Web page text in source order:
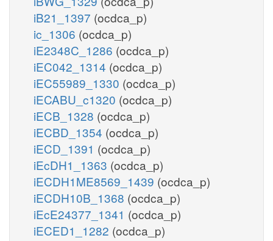
iB21_1397 (ocdca_p)
ic_1306 (ocdca_p)
iE2348C_1286 (ocdca_p)
iEC042_1314 (ocdca_p)
iEC55989_1330 (ocdca_p)
iECABU_c1320 (ocdca_p)
iECB_1328 (ocdca_p)
iECBD_1354 (ocdca_p)
iECD_1391 (ocdca_p)
iEcDH1_1363 (ocdca_p)
iECDH1ME8569_1439 (ocdca_p)
iECDH10B_1368 (ocdca_p)
iEcE24377_1341 (ocdca_p)
iECED1_1282 (ocdca_p)